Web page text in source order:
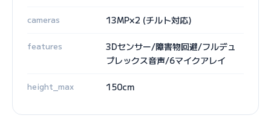
cameras 13MP×2 (チルト対応)
features
3Dセンサー/障害物回避/フルデュ
プレックス音声/6マイクアレイ
height_max 150cm